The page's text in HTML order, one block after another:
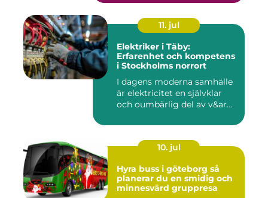
11. jul
Elektriker i Täby:
Erfarenhet och kompetens
i Stockholms norrort
I dagens moderna samhälle
är elektricitet en självklar
och oumbärlig del av v&ar...
10. jul
Hyra buss i göteborg så
planerar du en smidig och
minnesvärd gruppresa